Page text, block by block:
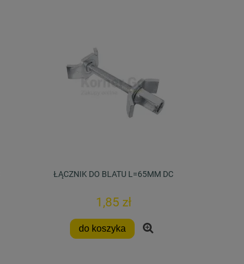
ŁĄCZNIK DO BLATU L=65MM DC
1,85 zł
do koszyka